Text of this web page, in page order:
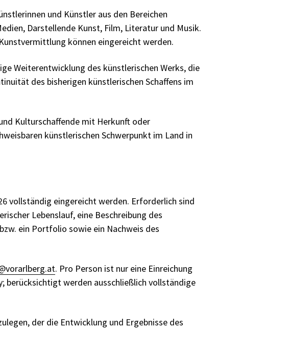
und Künstler aus den Bereichen
Darstellende Kunst, Film, Literatur und Musik.
können eingereicht werden.
Weiterentwicklung des künstlerischen Werks, die
des bisherigen künstlerischen Schaffens im
Kulturschaffende mit Herkunft oder
künstlerischen Schwerpunkt im Land in
vollständig eingereicht werden. Erforderlich sind
Lebenslauf, eine Beschreibung des
ein Portfolio sowie ein Nachweis des
. Pro Person ist nur eine Einreichung
berücksichtigt werden ausschließlich vollständige
der die Entwicklung und Ergebnisse des